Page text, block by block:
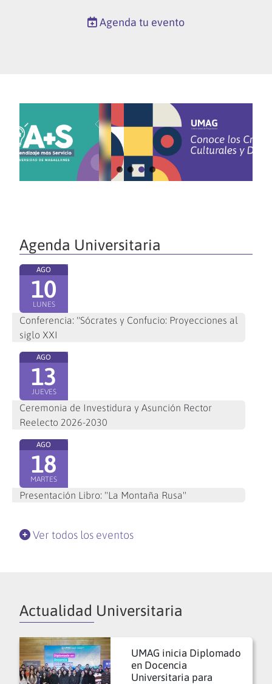
Agenda tu evento
Agenda Universitaria
AGO
10
LUNES
Conferencia: "Sócrates y Confucio: Proyecciones al
siglo XXI
AGO
13
JUEVES
Ceremonia de Investidura y Asunción Rector
Reelecto 2026-2030
AGO
18
MARTES
Presentación Libro: "La Montaña Rusa"
Ver todos los eventos
Actualidad Universitaria
UMAG inicia Diplomado
en Docencia
Universitaria para